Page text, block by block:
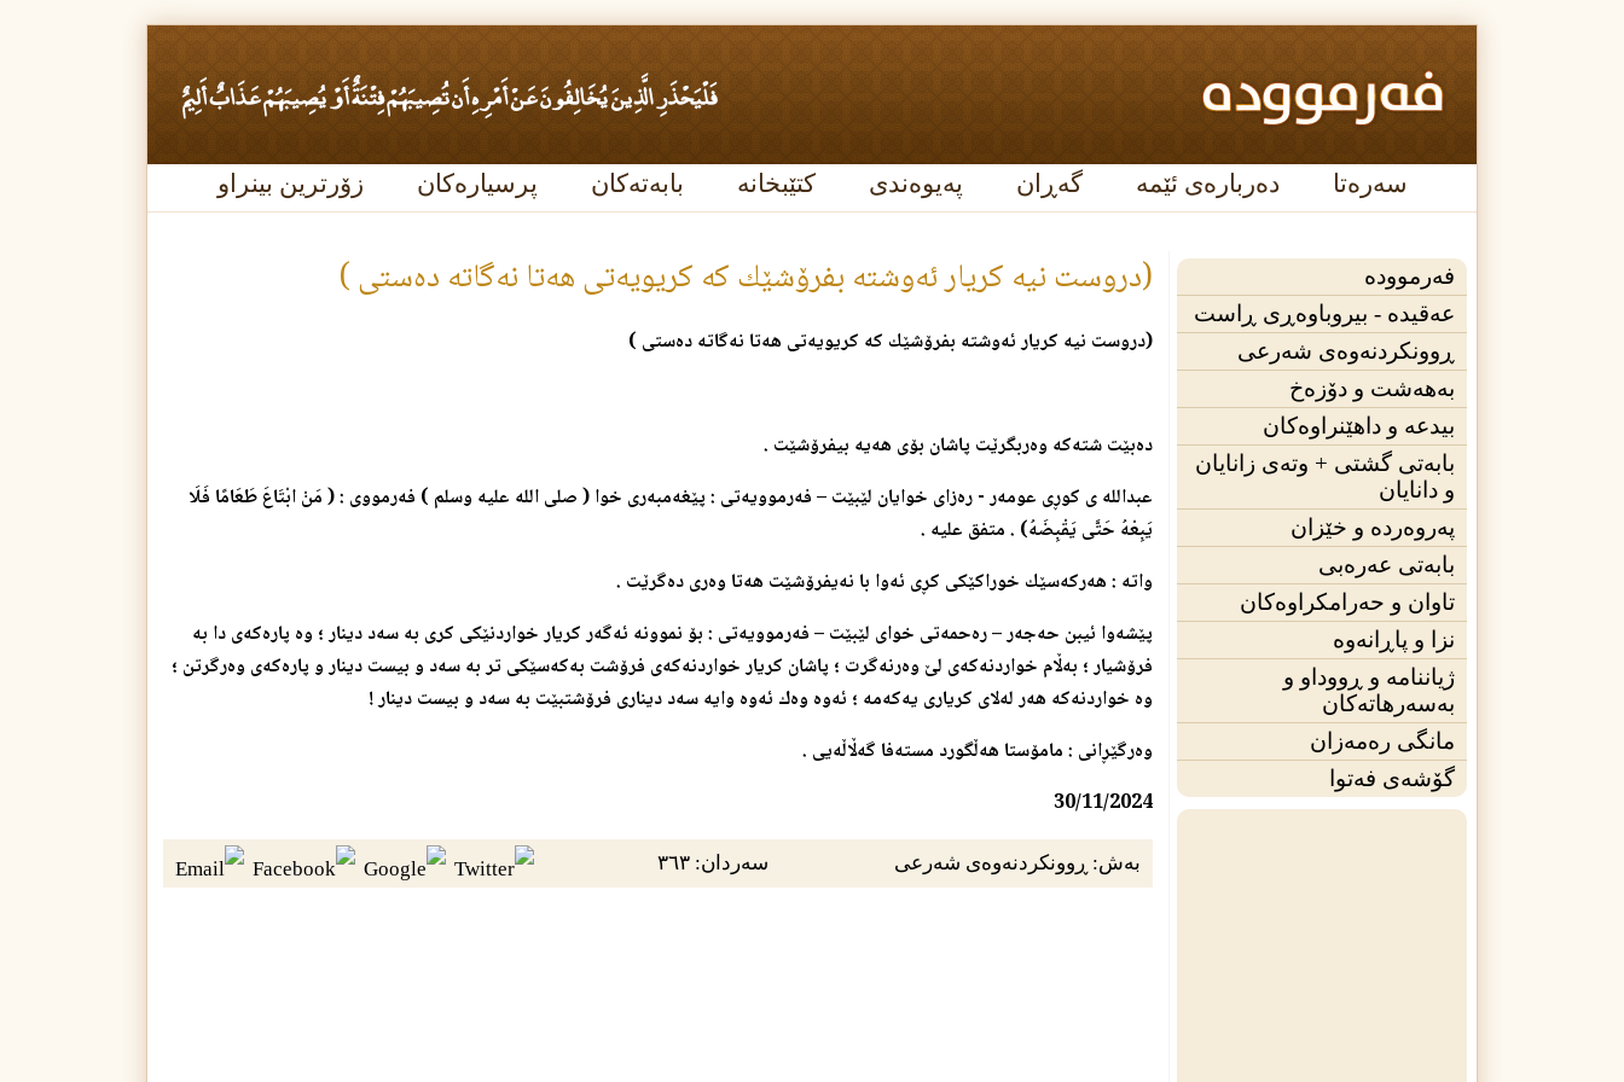
سەرەتا دەربارەی ئێمە گەڕان پەیوەندی کتێبخانە بابەتەکان پرسیارەکان زۆرترین بینراو
فەرموودە
عه‌قیده‌ - بیروباوەڕی ڕاست
ڕوونکردنەوەی شەرعی
بەهەشت و دۆزەخ
بیدعە و داهێنراوەکان
بابەتی گشتی + وته‌ی زانایان
و دانایان
پەروەردە و خێزان
بابەتی عەرەبی
تاوان و حەرامکراوەکان
نزا و پاڕانەوە
ژیاننامه‌ و ڕووداو و
بەسەرهاتەکان
مانگی ره‌مه‌زان
گۆشەی فه‌توا
(دروست نیه‌ كریار ئه‌وشته‌ بفرۆشێك كه‌ كریویه‌تی هه‌تا نه‌گاته‌ ده‌ستی )
(دروست نیه‌ كریار ئه‌وشته‌ بفرۆشێك كه‌ كریویه‌تی هه‌تا نه‌گاته‌ ده‌ستی )
ده‌بێت شته‌كه‌ وه‌ربگرێت پاشان بۆی هه‌یه‌ بیفرۆشێت .
عبدالله ی كوڕی عومه‌ر‌ - ره‌زای خوایان لێبێت – فه‌رموویه‌تی : پێغه‌مبه‌ری خوا ( صلی الله علیه وسلم ) فه‌رمووی : ( مَنْ ابْتَاعَ طَعَامًا فَلَا
يَبِعْهُ حَتَّى يَقْبِضَهُ) . متفق عليه .
واته‌ : هه‌ركه‌سێك خوراكێكی كڕی ئه‌وا با نه‌یفرۆشێت هه‌تا وه‌ری ده‌گرێت .
پێشه‌وا ئیبن حه‌جه‌ر – ره‌حمه‌تی خوای لێبێت – فه‌رموویه‌تی : بۆ نموونه‌ ئه‌گه‌ر كریار خواردنێكی كری به‌ سه‌د دینار ؛ وه‌ پاره‌كه‌ی دا به‌
فرۆشیار ؛ به‌ڵام خواردنه‌كه‌ی لێ وه‌رنه‌گرت ؛ پاشان كریار خواردنه‌كه‌ی فرۆشت به‌كه‌سێكی تر به‌ سه‌د و بیست دینار و پاره‌كه‌ی وه‌رگرتن ؛
وه‌ خواردنه‌كه‌ هه‌ر له‌لای كریاری یه‌كه‌مه‌ ؛ ئه‌وه‌ وه‌ك ئه‌وه‌ وایه‌ سه‌د دیناری فرۆشتبێت به‌ سه‌د و بیست دینار !
وه‌رگێڕانی : مامۆستا هه‌ڵگورد مسته‌فا گه‌ڵاڵه‌یی .
30/11/2024
بەش: ڕوونکردنەوەی شەرعی سەردان: ٣٦٣